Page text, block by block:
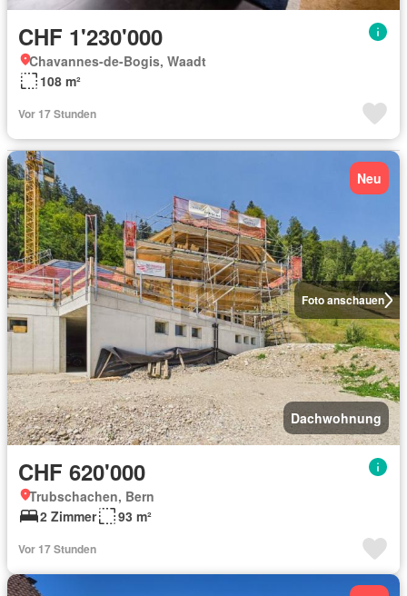
CHF 1'230'000
Chavannes-de-Bogis, Waadt
108 m²
Vor 17 Stunden
Foto anschauen
Neu
Dachwohnung
CHF 620'000
Trubschachen, Bern
2 Zimmer
93 m²
Vor 17 Stunden